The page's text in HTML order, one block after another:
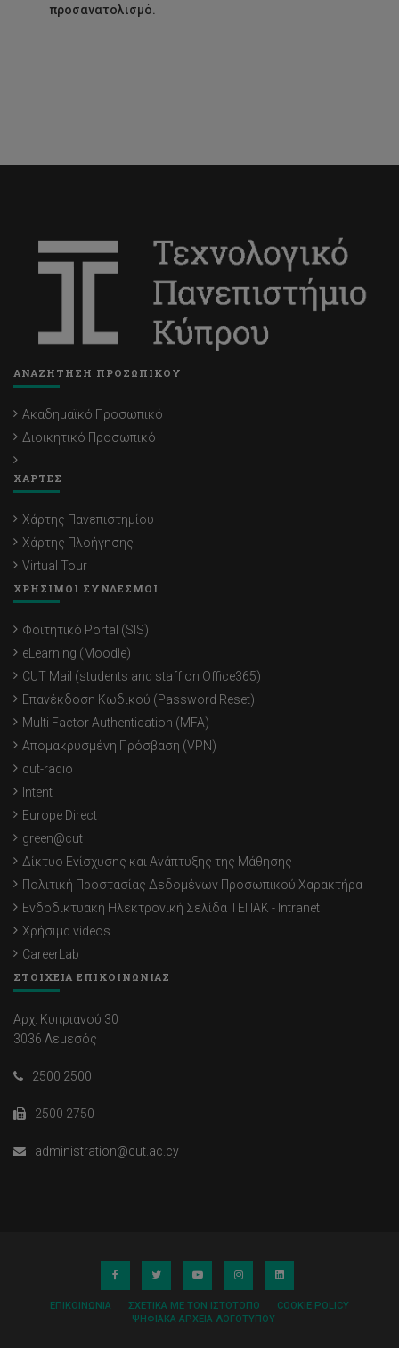
προσανατολισμό.
ΑΝΑΖΗΤΗΣΗ ΠΡΟΣΩΠΙΚΟΥ
Ακαδημαϊκό Προσωπικό
Διοικητικό Προσωπικό
ΧΑΡΤΕΣ
Χάρτης Πανεπιστημίου
Χάρτης Πλοήγησης
Virtual Tour
ΧΡΗΣΙΜΟΙ ΣΥΝΔΕΣΜΟΙ
Φοιτητικό Portal (SIS)
eLearning (Moodle)
CUT Mail (students and staff on Office365)
Επανέκδοση Κωδικού (Password Reset)
Multi Factor Authentication (MFA)
Απομακρυσμένη Πρόσβαση (VPN)
cut-radio
Intent
Europe Direct
green@cut
Δίκτυο Ενίσχυσης και Ανάπτυξης της Μάθησης
Πολιτική Προστασίας Δεδομένων Προσωπικού Χαρακτήρα
Ενδοδικτυακή Ηλεκτρονική Σελίδα ΤΕΠΑΚ - Intranet
Χρήσιμα videos
CareerLab
ΣΤΟΙΧΕΙΑ ΕΠΙΚΟΙΝΩΝΙΑΣ
Αρχ. Κυπριανού 30
3036 Λεμεσός
2500 2500
2500 2750
administration@cut.ac.cy
ΕΠΙΚΟΙΝΩΝΊΑ ΣΧΕΤΙΚΆ ΜΕ ΤΟΝ ΙΣΤΌΤΟΠΟ
COOKIE POLICY
ΨΗΦΙΑΚΆ ΑΡΧΕΊΑ ΛΟΓΌΤΥΠΟΥ